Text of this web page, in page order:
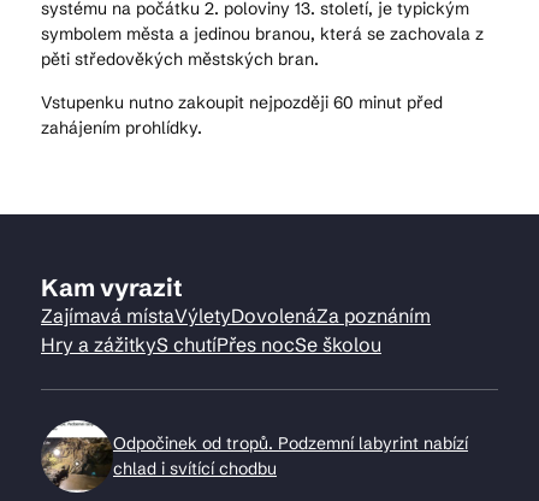
systému na počátku 2. poloviny 13. století, je typickým
symbolem města a jedinou branou, která se zachovala z
pěti středověkých městských bran.
Vstupenku nutno zakoupit nejpozději 60 minut před
zahájením prohlídky.
Kam vyrazit
Zajímavá místaVýletyDovolenáZa poznáním
Hry a zážitkyS chutíPřes nocSe školou
Odpočinek od tropů. Podzemní labyrint nabízí
chlad i svítící chodbu